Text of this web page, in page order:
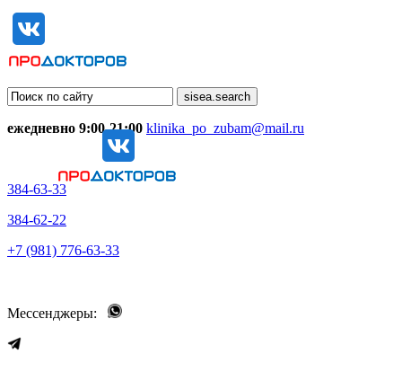
ежедневно 9:00-21:00 klinika_po_zubam@mail.ru
384-63-33
384-62-22
+7 (981) 776-63-33
Мессенджеры: